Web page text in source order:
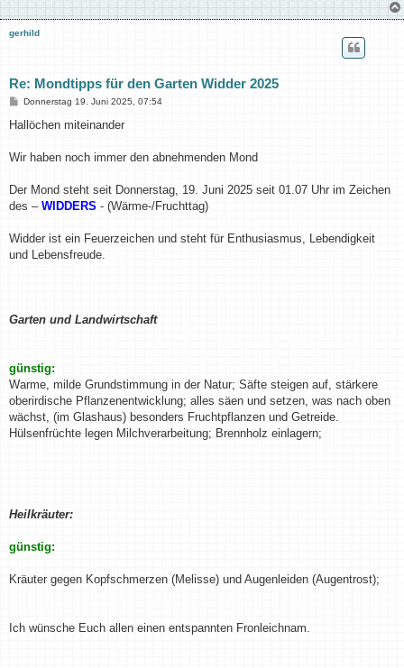
gerhild
Re: Mondtipps für den Garten Widder 2025
B
i
a
Donnerstag 19. Juni 2025, 07:54
Hallöchen miteinander
Wir haben noch immer den abnehmenden Mond
Der Mond steht seit Donnerstag, 19. Juni 2025 seit 01.07 Uhr im Zeichen
des – WIDDERS - (Wärme-/Fruchttag)
Widder ist ein Feuerzeichen und steht für Enthusiasmus, Lebendigkeit
und Lebensfreude.
Garten und Landwirtschaft
günstig:
Warme, milde Grundstimmung in der Natur; Säfte steigen auf, stärkere
oberirdische Pflanzenentwicklung; alles säen und setzen, was nach oben
wächst, (im Glashaus) besonders Fruchtpflanzen und Getreide.
Hülsenfrüchte legen Milchverarbeitung; Brennholz einlagern;
Heilkräuter:
günstig:
Kräuter gegen Kopfschmerzen (Melisse) und Augenleiden (Augentrost);
Ich wünsche Euch allen einen entspannten Fronleichnam.